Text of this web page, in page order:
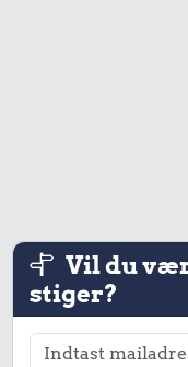
Vil du
stiger?